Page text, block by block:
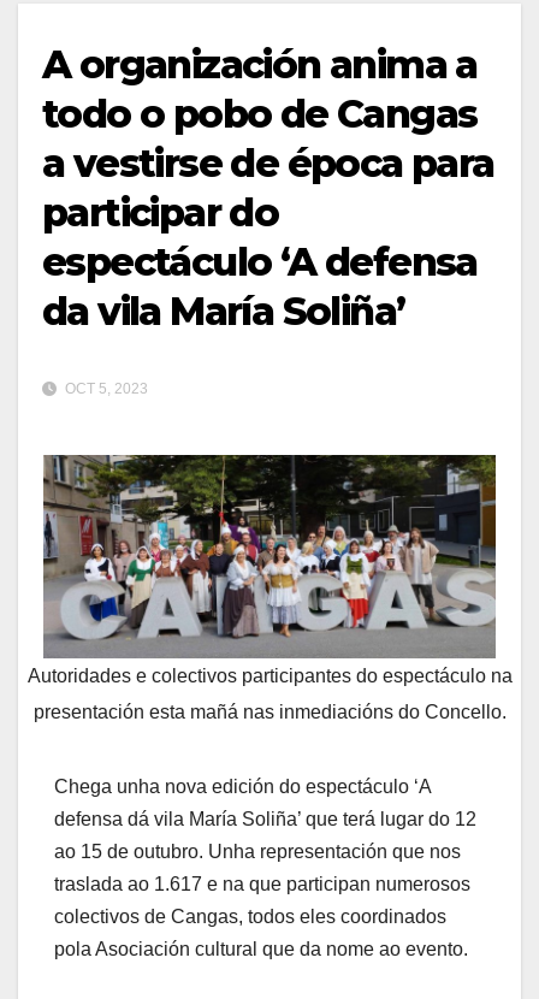
A organización anima a
todo o pobo de Cangas
a vestirse de época para
participar do
espectáculo ‘A defensa
da vila María Soliña’
OCT 5, 2023
Autoridades e colectivos participantes do espectáculo na
presentación esta mañá nas inmediacións do Concello.
Chega unha nova edición do espectáculo ‘A
defensa dá vila María Soliña’ que terá lugar do 12
ao 15 de outubro. Unha representación que nos
traslada ao 1.617 e na que participan numerosos
colectivos de Cangas, todos eles coordinados
pola Asociación cultural que da nome ao evento.